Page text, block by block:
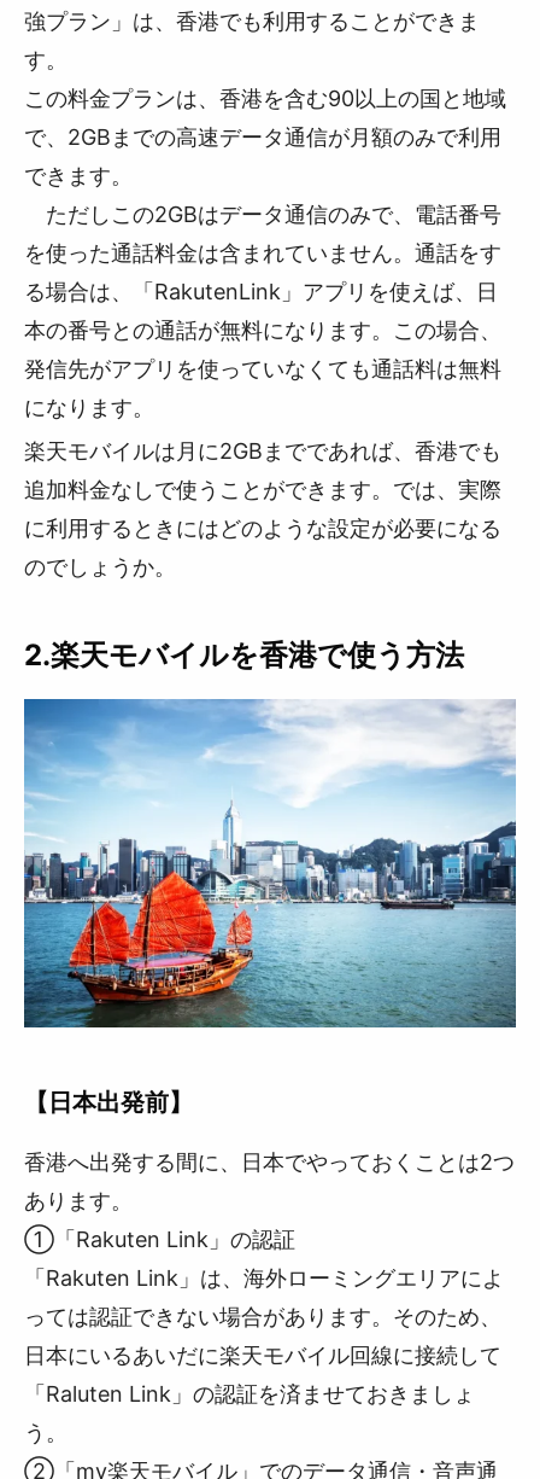
強プラン」は、香港でも利用することができま
す。
この料金プランは、香港を含む90以上の国と地域
で、2GBまでの高速データ通信が月額のみで利用
できます。
ただしこの2GBはデータ通信のみで、電話番号
を使った通話料金は含まれていません。通話をす
る場合は、「RakutenLink」アプリを使えば、日
本の番号との通話が無料になります。この場合、
発信先がアプリを使っていなくても通話料は無料
になります。
楽天モバイルは月に2GBまでであれば、香港でも
追加料金なしで使うことができます。では、実際
に利用するときにはどのような設定が必要になる
のでしょうか。
2.楽天モバイルを香港で使う方法
【日本出発前】
香港へ出発する間に、日本でやっておくことは2つ
あります。
①「Rakuten Link」の認証
「Rakuten Link」は、海外ローミングエリアによ
っては認証できない場合があります。そのため、
日本にいるあいだに楽天モバイル回線に接続して
「Raluten Link」の認証を済ませておきましょ
う。
②「my楽天モバイル」でのデータ通信・音声通